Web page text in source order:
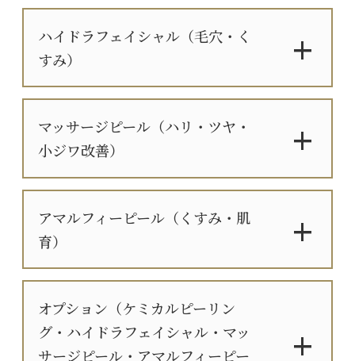
ハイドラフェイシャル（毛穴・く
すみ）
マッサージピール（ハリ・ツヤ・
小ジワ改善）
アマルフィーピール（くすみ・肌
育）
オプション（ケミカルピーリン
グ・ハイドラフェイシャル・マッ
サージピール・アマルフィーピー